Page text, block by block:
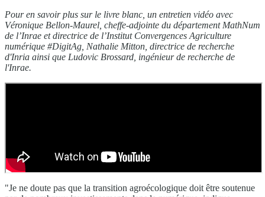
Pour en savoir plus sur le livre blanc, un entretien vidéo avec
Véronique Bellon-Maurel, cheffe-adjointe du département MathNum
de l’Inrae et directrice de l’Institut Convergences Agriculture
numérique #DigitAg, Nathalie Mitton, directrice de recherche
d'Inria ainsi que Ludovic Brossard, ingénieur de recherche de
l'Inrae.
"Je ne doute pas que la transition agroécologique doit être soutenue